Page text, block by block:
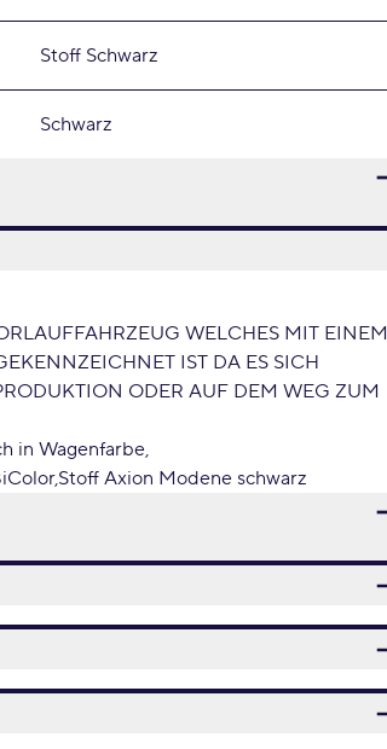
Stoff Schwarz
Schwarz
WELCHES MIT EINEM
IST DA ES SICH
ODER AUF DEM WEG ZUM
in Wagenfarbe
Stoff Axion Modene schwarz